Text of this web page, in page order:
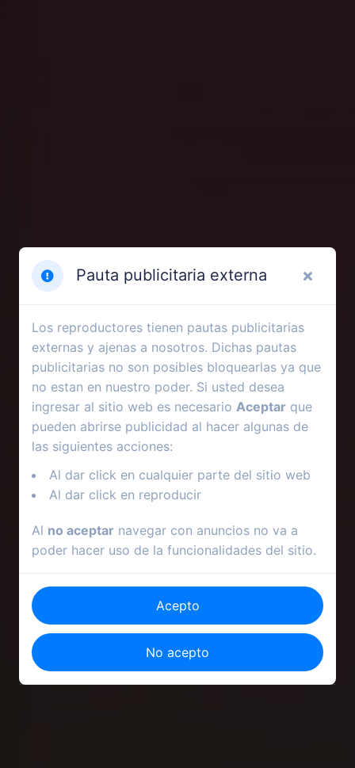
Pauta publicitaria externa
Los reproductores tienen pautas publicitarias
externas y ajenas a nosotros. Dichas pautas
publicitarias no son posibles bloquearlas ya que
no estan en nuestro poder. Si usted desea
ingresar al sitio web es necesario Aceptar que
pueden abrirse publicidad al hacer algunas de
las siguientes acciones:
Al dar click en cualquier parte del sitio web
Al dar click en reproducir
Al no aceptar navegar con anuncios no va a
poder hacer uso de la funcionalidades del sitio.
Acepto
No acepto